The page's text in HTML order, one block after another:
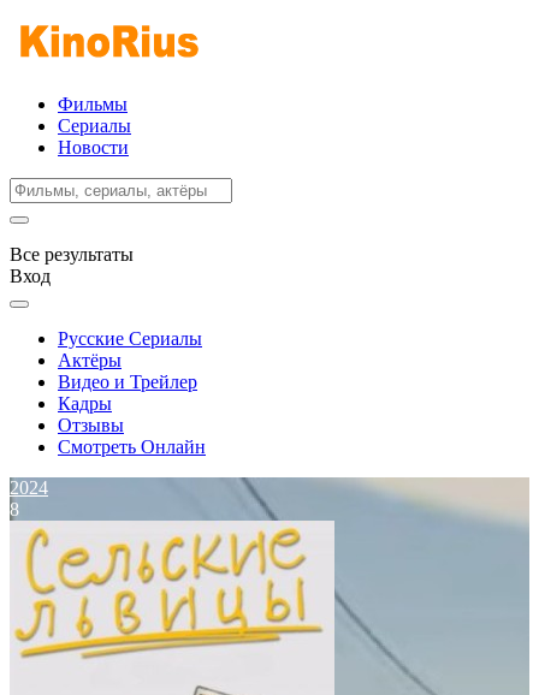
Фильмы
Сериалы
Новости
Все результаты
Вход
Русские Сериалы
Актёры
Видео и Трейлер
Кадры
Отзывы
Смотреть Онлайн
2024
8